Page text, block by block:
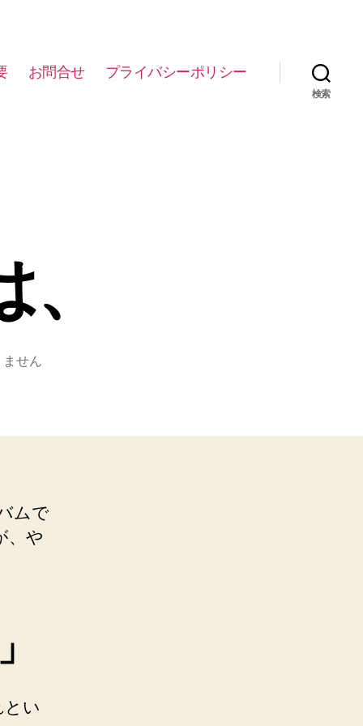
お問合せ プライバシーポリシー
検索
ません
ムで
、や
とい